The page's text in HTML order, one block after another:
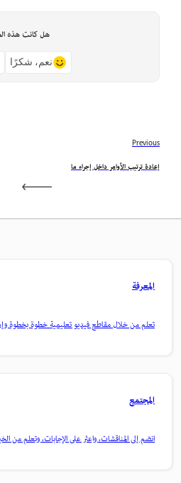
هل كانت هذه
نعم، شكرًا
Previous
إعادة ترتيب الأوامر داخل إجراء ما
المعرفة
تعلم من خلال مقاطع فيديو تعليمية خطوة بخطوة
المجتمع
انضم إلى المناقشات، واعثر على الإجابات، وتعلم من